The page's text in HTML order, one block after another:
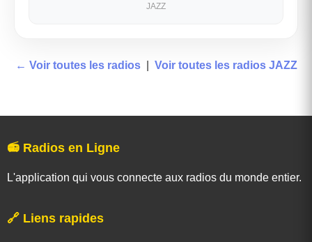
JAZZ
← Voir toutes les radios Voir toutes les radios JAZZ
📻 Radios en Ligne
L'application qui vous connecte aux radios du monde entier.
🔗 Liens rapides